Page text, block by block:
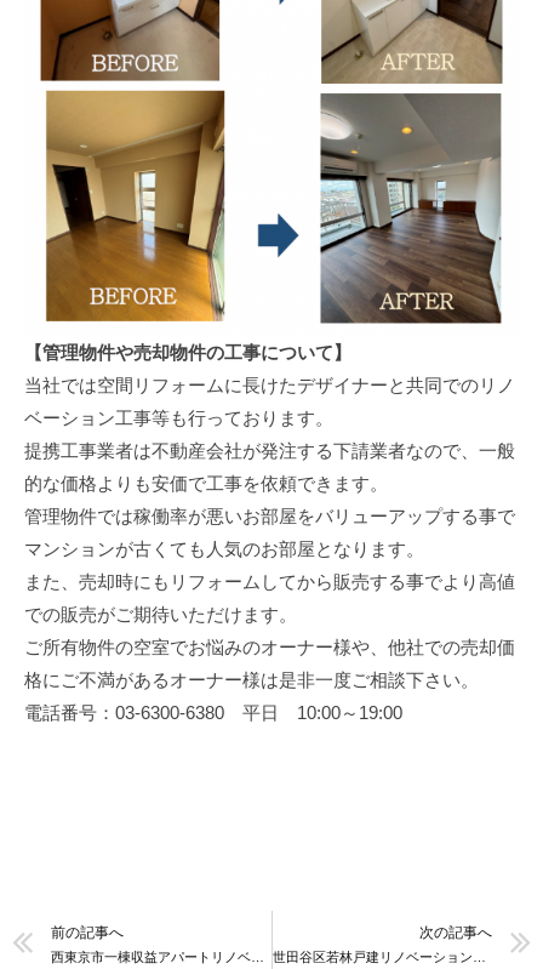
【管理物件や売却物件の工事について】
当社では空間リフォームに長けたデザイナーと共同でのリノ
ベーション工事等も行っております。
提携工事業者は不動産会社が発注する下請業者なので、一般
的な価格よりも安価で工事を依頼できます。
管理物件では稼働率が悪いお部屋をバリューアップする事で
マンションが古くても人気のお部屋となります。
また、売却時にもリフォームしてから販売する事でより高値
での販売がご期待いただけます。
ご所有物件の空室でお悩みのオーナー様や、他社での売却価
格にご不満があるオーナー様は是非一度ご相談下さい。
電話番号：03-6300-6380 平日 10:00～19:00
前の記事へ 次の記事へ